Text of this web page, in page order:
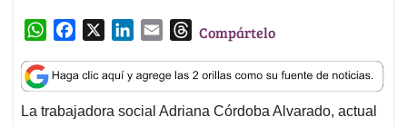
W
a
t
s
c
e
b
n
k
e
a
i
l
T
r
e
a
Compártelo
La trabajadora social Adriana Córdoba Alvarado, actual